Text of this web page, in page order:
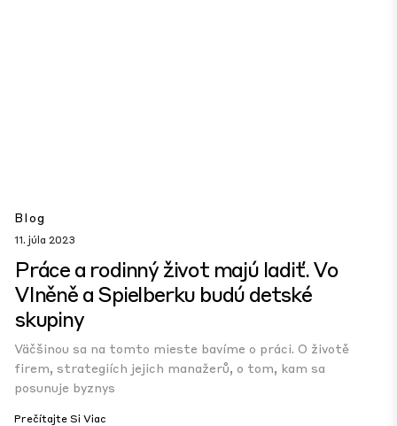
Blog
11. júla 2023
Práce a rodinný život majú ladiť. Vo
Vlněně a Spielberku budú detské
skupiny
Väčšinou sa na tomto mieste bavíme o práci. O životě
firem, strategiích jejich manažerů, o tom, kam sa
posunuje byznys
Prečítajte Si Viac